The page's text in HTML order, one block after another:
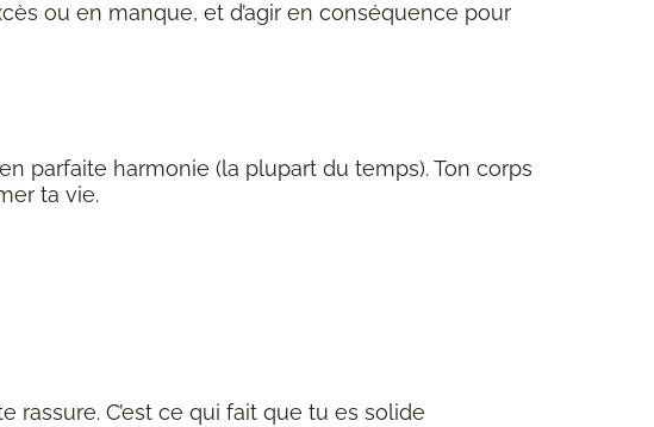
ou en manque, et d’agir en conséquence pour
parfaite harmonie (la plupart du temps). Ton corps
ta vie.
rassure. C’est ce qui fait que tu es solide